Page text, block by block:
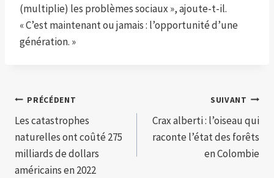
(multiplie) les problèmes sociaux », ajoute-t-il.
« C’est maintenant ou jamais : l’opportunité d’une
génération. »
Navigation
de
l’article
PRÉCÉDENT
Les catastrophes
naturelles ont coûté 275
milliards de dollars
américains en 2022
SUIVANT
Crax alberti : l’oiseau qui
raconte l’état des forêts
en Colombie